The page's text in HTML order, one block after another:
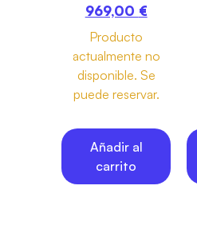
969,00 €
Producto
actualmente no
disponible. Se
puede reservar.
Añadir al
carrito